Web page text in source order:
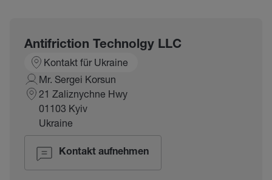
Antifriction Technolgy LLC
Kontakt für Ukraine
Mr. Sergei Korsun
21 Zaliznychne Hwy
01103 Kyiv
Ukraine
Kontakt aufnehmen